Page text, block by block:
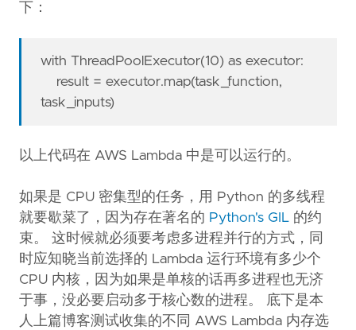
下：
with ThreadPoolExecutor(10) as executor:
result = executor.map(task_function,
task_inputs)
以上代码在 AWS Lambda 中是可以运行的。
如果是 CPU 密集型的任务，用 Python 的多线程
就要歇菜了，因为存在著名的 Python's GIL 的约
束。 这时候就必须要考虑多进程并行的方式，同
时应知晓当前选择的 Lambda 运行环境有多少个
CPU 内核，因为如果是单核的话再多进程也无济
于事，没必要启动多于核心数的进程。 底下是本
人上篇博客测试收集的不同 AWS Lambda 内存选